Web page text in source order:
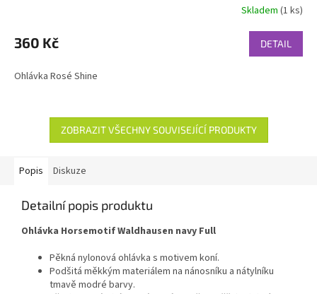
Skladem (1 ks)
360 Kč DETAIL
Ohlávka Rosé Shine
ZOBRAZIT VŠECHNY SOUVISEJÍCÍ PRODUKTY
Popis Diskuze
Detailní popis produktu
Ohlávka Horsemotif Waldhausen navy Full
Pěkná nylonová ohlávka s motivem koní.
Podšitá měkkým materiálem na nánosníku a nátylníku
tmavě modré barvy.